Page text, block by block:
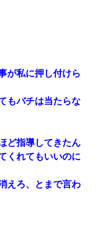
→ その後。警察『絶対に
ったという話をしていた
くさと話を切り上げて
活｜ワロタあんてな
た結果
ちゃった～｣とか毎日兄
→Ａ子のお母さんの話に
ｗｗｗ
が私に押し付けら
もバチは当たらな
ど指導してきたん
くれてもいいのに
えろ、とまで言わ